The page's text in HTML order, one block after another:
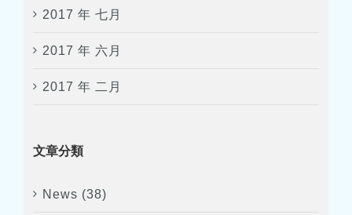
2017 年 七月
2017 年 六月
2017 年 二月
文章分類
News (38)